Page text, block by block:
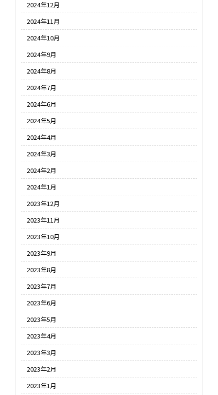
2024年12月
2024年11月
2024年10月
2024年9月
2024年8月
2024年7月
2024年6月
2024年5月
2024年4月
2024年3月
2024年2月
2024年1月
2023年12月
2023年11月
2023年10月
2023年9月
2023年8月
2023年7月
2023年6月
2023年5月
2023年4月
2023年3月
2023年2月
2023年1月